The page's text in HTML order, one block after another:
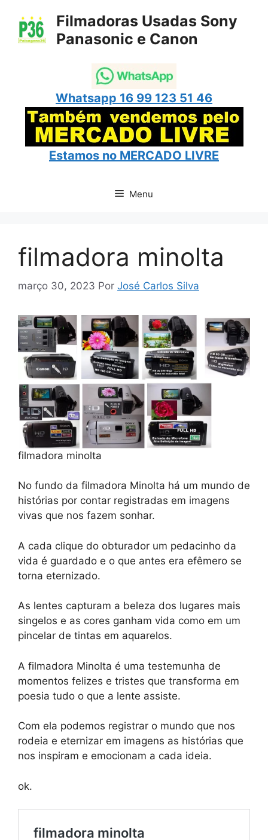
para
Filmadoras Usadas Sony
Panasonic e Canon
Whatsapp 16 99 123 51 46
Estamos no MERCADO LIVRE
Menu
filmadora minolta
março 30, 2023 Por José Carlos Silva
filmadora minolta
No fundo da filmadora Minolta há um mundo de
histórias por contar registradas em imagens
vivas que nos fazem sonhar.
A cada clique do obturador um pedacinho da
vida é guardado e o que antes era efêmero se
torna eternizado.
As lentes capturam a beleza dos lugares mais
singelos e as cores ganham vida como em um
pincelar de tintas em aquarelos.
A filmadora Minolta é uma testemunha de
momentos felizes e tristes que transforma em
poesia tudo o que a lente assiste.
Com ela podemos registrar o mundo que nos
rodeia e eternizar em imagens as histórias que
nos inspiram e emocionam a cada ideia.
ok.